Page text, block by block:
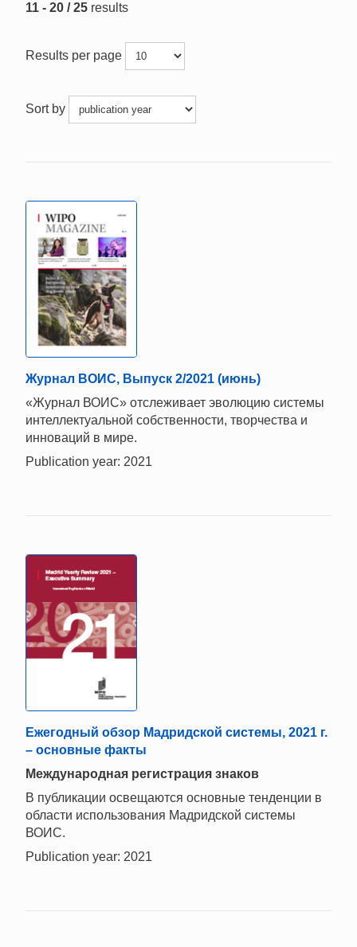
11 - 20 / 25 results
Results per page
Sort by
Журнал ВОИС, Выпуск 2/2021 (июнь)
«Журнал ВОИС» отслеживает эволюцию системы
интеллектуальной собственности, творчества и
инноваций в мире.
Publication year: 2021
Ежегодный обзор Мадридской системы, 2021 г.
– основные факты
Международная регистрация знаков
В публикации освещаются основные тенденции в
области использования Мадридской системы
ВОИС.
Publication year: 2021